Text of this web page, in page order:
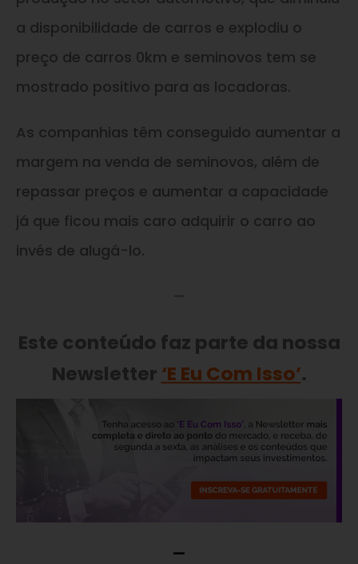
a disponibilidade de carros e explodiu o
preço de carros 0km e seminovos tem se
mostrado positivo para as locadoras.
As companhias têm conseguido aumentar a
margem na venda de seminovos, além de
repassar preços e aumentar a capacidade
já que ficou mais caro adquirir o carro ao
invés de alugá-lo.
—
Este conteúdo faz parte da nossa
Newsletter ‘E Eu Com Isso’.
—